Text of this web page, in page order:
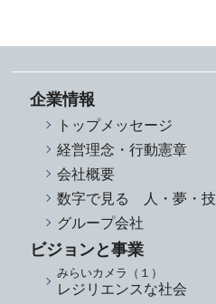
企業情報
トップメッセージ
経営理念・行動憲章
会社概要
数字で見る 人・夢・
グループ会社
ビジョンと事業
みらいカメラ（１）
レジリエンスな社会